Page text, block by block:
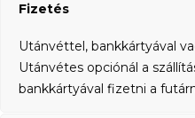
Fizetés
Utánvéttel, bankkártyával
Utánvétes opciónál a
bankkártyával fizetni a